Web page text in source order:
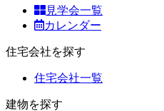
見学会一覧
カレンダー
住宅会社を探す
住宅会社一覧
建物を探す